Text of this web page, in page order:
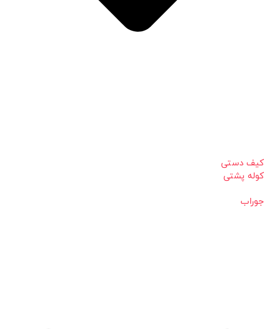
کیف دستی
کوله پشتی
جوراب